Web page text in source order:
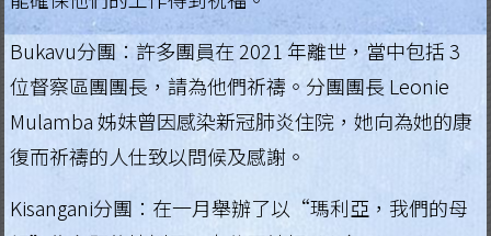
g
R
e
g
i
Bukavu分團：許多團員在 2021 年離世，當中包括 3
位督察區團團長，請為他們祈禱。分團團長 Leonie
Mulamba 姊妹曾因感染新冠肺炎住院，她向為她的康
復而祈禱的人仕致以問候及感謝。
Kisangani分團：在一月舉辦了以“瑪利亞，我們的母